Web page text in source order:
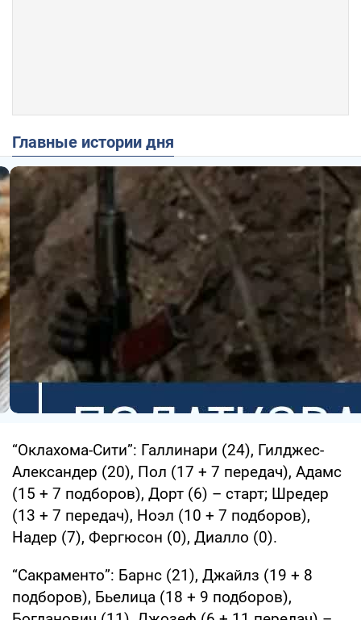
Главные истории дня
“Оклахома-Сити”: Галлинари (24), Гилджес-
Александер (20), Пол (17 + 7 передач), Адамс
(15 + 7 подборов), Дорт (6) – старт; Шредер
(13 + 7 передач), Ноэл (10 + 7 подборов),
Надер (7), Фергюсон (0), Диалло (0).
“Сакраменто”: Барнс (21), Джайлз (19 + 8
подборов), Бьелица (18 + 9 подборов),